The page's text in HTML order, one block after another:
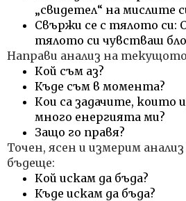
„свидетел“ на мислите
Свържи се с тялото си:
тялото си чувстваш
Направи анализ на
Кой съм аз?
Къде съм в момента?
Кои са задачите, които
много енергията ми?
Защо го правя?
Точен, ясен и измерим
бъдеще:
Кой искам да бъда?
Къде искам да бъда?